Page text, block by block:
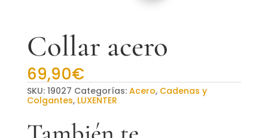
Collar acero
69,90€
SKU: 19027 Categorías: Acero, Cadenas y
Colgantes, LUXENTER